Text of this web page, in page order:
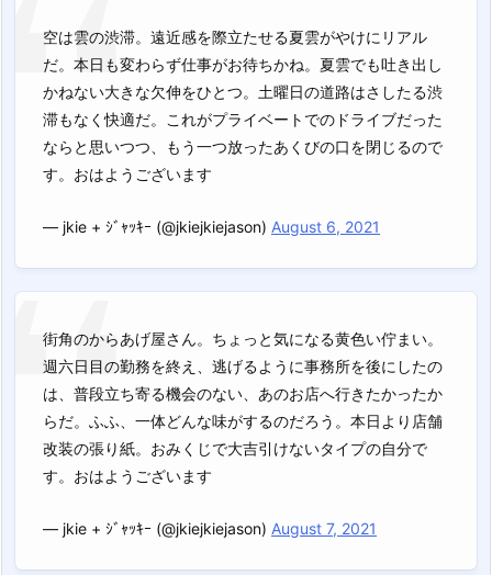
空は雲の渋滞。遠近感を際立たせる夏雲がやけにリアル
だ。本日も変わらず仕事がお待ちかね。夏雲でも吐き出し
かねない大きな欠伸をひとつ。土曜日の道路はさしたる渋
滞もなく快適だ。これがプライベートでのドライブだった
ならと思いつつ、もう一つ放ったあくびの口を閉じるので
す。おはようございます
— jkie + ｼﾞｬｯｷｰ (@jkiejkiejason) August 6, 2021
街角のからあげ屋さん。ちょっと気になる黄色い佇まい。
週六日目の勤務を終え、逃げるように事務所を後にしたの
は、普段立ち寄る機会のない、あのお店へ行きたかったか
らだ。ふふ、一体どんな味がするのだろう。本日より店舗
改装の張り紙。おみくじで大吉引けないタイプの自分で
す。おはようございます
— jkie + ｼﾞｬｯｷｰ (@jkiejkiejason) August 7, 2021